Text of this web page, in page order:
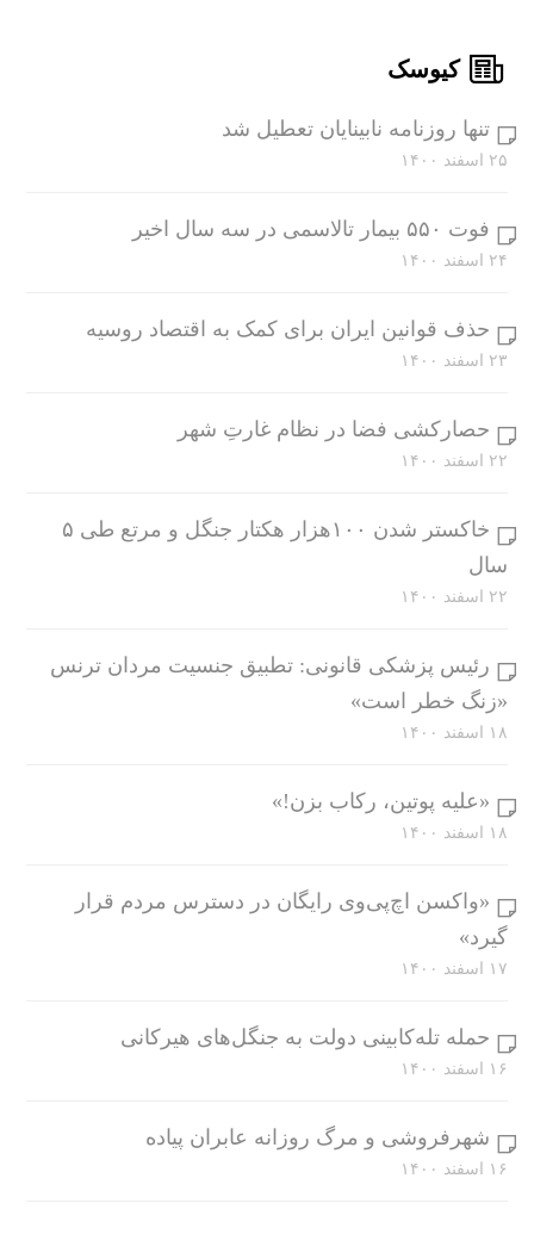
کیوسک
تنها روزنامه نابینایان تعطیل شد
۲۵ اسفند ۱۴۰۰
فوت ۵۵۰ بیمار تالاسمی در سه سال اخیر
۲۴ اسفند ۱۴۰۰
حذف قوانین ایران برای کمک به اقتصاد روسیه
۲۳ اسفند ۱۴۰۰
حصارکشی فضا در نظام غارتِ شهر
۲۲ اسفند ۱۴۰۰
خاکستر شدن ۱۰۰هزار هکتار جنگل و مرتع طی ۵
سال
۲۲ اسفند ۱۴۰۰
رئیس پزشکی قانونی: تطبیق جنسیت مردان ترنس
«زنگ خطر است»
۱۸ اسفند ۱۴۰۰
«علیه پوتین، رکاب بزن!»
۱۸ اسفند ۱۴۰۰
«واکسن اچ‌پی‌وی رایگان در دسترس مردم قرار
گیرد»
۱۷ اسفند ۱۴۰۰
حمله تله‌کابینی دولت به جنگل‌های هیرکانی
۱۶ اسفند ۱۴۰۰
شهرفروشی و مرگ روزانه عابران پیاده
۱۶ اسفند ۱۴۰۰